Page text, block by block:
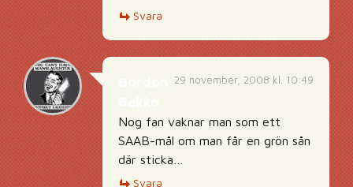
Svara
29 november, 2008 kl. 10:49
Nog fan vaknar man som ett
SAAB-mål om man får en grön sån
där sticka…
Svara